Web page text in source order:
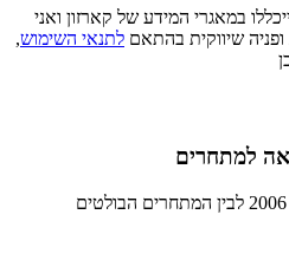
במאגרי המידע של קארזון ואני
שיווקית בהתאם לתנאי השימוש,
השוואת רמות הגימור של קיה ריו 2006 לבין המתחרים הבולטים